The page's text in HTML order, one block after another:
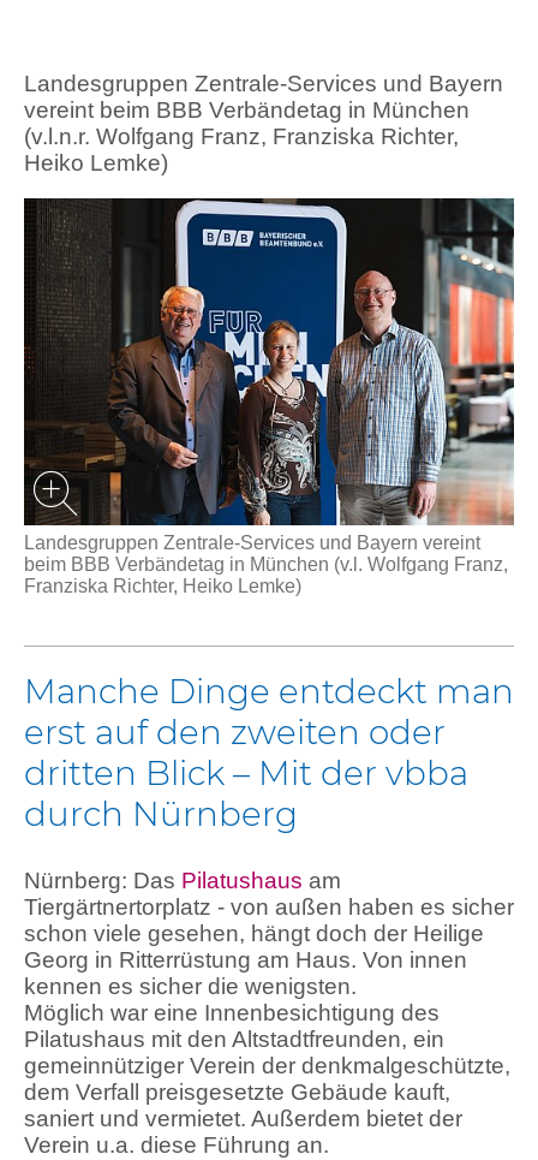
Landesgruppen Zentrale-Services und Bayern
vereint beim BBB Verbändetag in München
(v.l.n.r. Wolfgang Franz, Franziska Richter,
Heiko Lemke)
Landesgruppen Zentrale-Services und Bayern vereint
beim BBB Verbändetag in München (v.l. Wolfgang Franz,
Franziska Richter, Heiko Lemke)
Manche Dinge entdeckt man
erst auf den zweiten oder
dritten Blick – Mit der vbba
durch Nürnberg
Nürnberg: Das Pilatushaus am
Tiergärtnertorplatz - von außen haben es sicher
schon viele gesehen, hängt doch der Heilige
Georg in Ritterrüstung am Haus. Von innen
kennen es sicher die wenigsten.
Möglich war eine Innenbesichtigung des
Pilatushaus mit den Altstadtfreunden, ein
gemeinnütziger Verein der denkmalgeschützte,
dem Verfall preisgesetzte Gebäude kauft,
saniert und vermietet. Außerdem bietet der
Verein u.a. diese Führung an.